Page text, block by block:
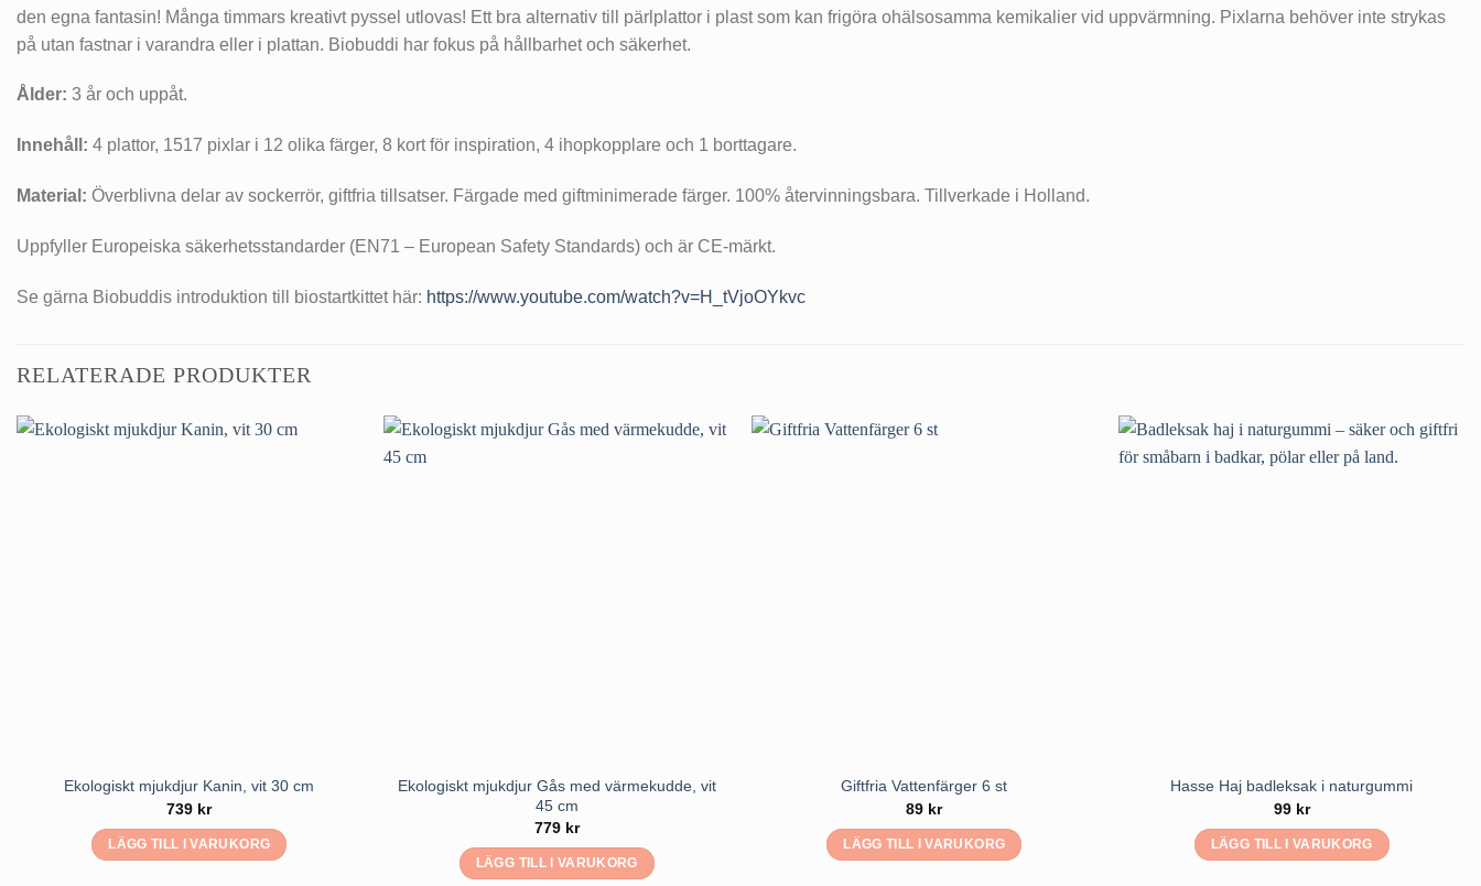
den egna fantasin! Många timmars kreativt pyssel utlovas! Ett bra alternativ till pärlplattor i plast som kan frigöra ohälsosamma kemikalier vid uppvärmning. Pixlarna behöver inte strykas
på utan fastnar i varandra eller i plattan. Biobuddi har fokus på hållbarhet och säkerhet.
Ålder: 3 år och uppåt.
Innehåll: 4 plattor, 1517 pixlar i 12 olika färger, 8 kort för inspiration, 4 ihopkopplare och 1 borttagare.
Material: Överblivna delar av sockerrör, giftfria tillsatser. Färgade med giftminimerade färger. 100% återvinningsbara. Tillverkade i Holland.
Uppfyller Europeiska säkerhetsstandarder (EN71 – European Safety Standards) och är CE-märkt.
Se gärna Biobuddis introduktion till biostartkittet här: https://www.youtube.com/watch?v=H_tVjoOYkvc
RELATERADE PRODUKTER
Ekologiskt mjukdjur Kanin, vit 30 cm
739 kr
LÄGG TILL I VARUKORG
Ekologiskt mjukdjur Gås med värmekudde, vit
45 cm
779 kr
LÄGG TILL I VARUKORG
Giftfria Vattenfärger 6 st
89 kr
LÄGG TILL I VARUKORG
Hasse Haj badleksak i naturgummi
99 kr
LÄGG TILL I VARUKORG